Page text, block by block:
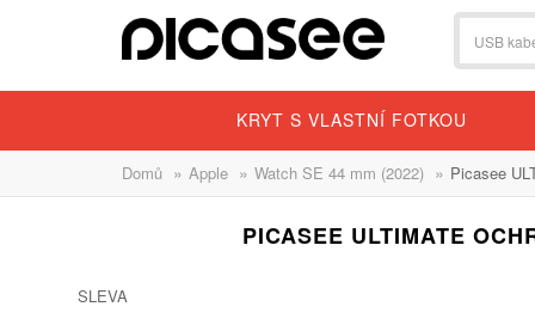
KRYT S VLASTNÍ FOTKOU
Domů » Apple » Watch SE 44 mm (2022) » Picasee
PICASEE ULTIMATE
SLEVA